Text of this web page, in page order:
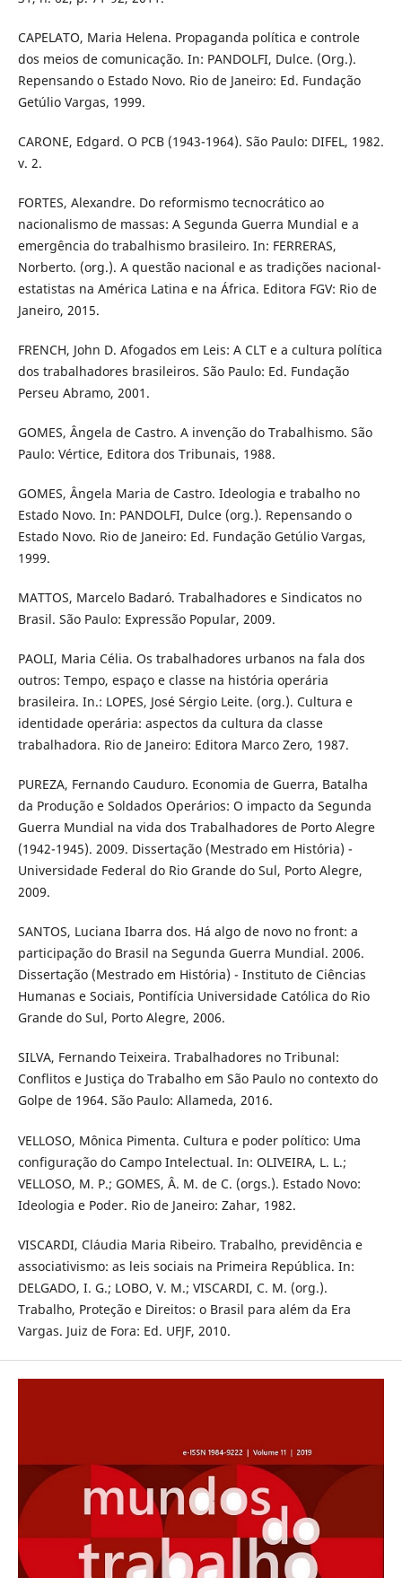
CAPELATO, Maria Helena. Propaganda política e controle
dos meios de comunicação. In: PANDOLFI, Dulce. (Org.).
Repensando o Estado Novo. Rio de Janeiro: Ed. Fundação
Getúlio Vargas, 1999.
CARONE, Edgard. O PCB (1943-1964). São Paulo: DIFEL, 1982.
v. 2.
FORTES, Alexandre. Do reformismo tecnocrático ao
nacionalismo de massas: A Segunda Guerra Mundial e a
emergência do trabalhismo brasileiro. In: FERRERAS,
Norberto. (org.). A questão nacional e as tradições nacional-
estatistas na América Latina e na África. Editora FGV: Rio de
Janeiro, 2015.
FRENCH, John D. Afogados em Leis: A CLT e a cultura política
dos trabalhadores brasileiros. São Paulo: Ed. Fundação
Perseu Abramo, 2001.
GOMES, Ângela de Castro. A invenção do Trabalhismo. São
Paulo: Vértice, Editora dos Tribunais, 1988.
GOMES, Ângela Maria de Castro. Ideologia e trabalho no
Estado Novo. In: PANDOLFI, Dulce (org.). Repensando o
Estado Novo. Rio de Janeiro: Ed. Fundação Getúlio Vargas,
1999.
MATTOS, Marcelo Badaró. Trabalhadores e Sindicatos no
Brasil. São Paulo: Expressão Popular, 2009.
PAOLI, Maria Célia. Os trabalhadores urbanos na fala dos
outros: Tempo, espaço e classe na história operária
brasileira. In.: LOPES, José Sérgio Leite. (org.). Cultura e
identidade operária: aspectos da cultura da classe
trabalhadora. Rio de Janeiro: Editora Marco Zero, 1987.
PUREZA, Fernando Cauduro. Economia de Guerra, Batalha
da Produção e Soldados Operários: O impacto da Segunda
Guerra Mundial na vida dos Trabalhadores de Porto Alegre
(1942-1945). 2009. Dissertação (Mestrado em História) -
Universidade Federal do Rio Grande do Sul, Porto Alegre,
2009.
SANTOS, Luciana Ibarra dos. Há algo de novo no front: a
participação do Brasil na Segunda Guerra Mundial. 2006.
Dissertação (Mestrado em História) - Instituto de Ciências
Humanas e Sociais, Pontifícia Universidade Católica do Rio
Grande do Sul, Porto Alegre, 2006.
SILVA, Fernando Teixeira. Trabalhadores no Tribunal:
Conflitos e Justiça do Trabalho em São Paulo no contexto do
Golpe de 1964. São Paulo: Allameda, 2016.
VELLOSO, Mônica Pimenta. Cultura e poder político: Uma
configuração do Campo Intelectual. In: OLIVEIRA, L. L.;
VELLOSO, M. P.; GOMES, Â. M. de C. (orgs.). Estado Novo:
Ideologia e Poder. Rio de Janeiro: Zahar, 1982.
VISCARDI, Cláudia Maria Ribeiro. Trabalho, previdência e
associativismo: as leis sociais na Primeira República. In:
DELGADO, I. G.; LOBO, V. M.; VISCARDI, C. M. (org.).
Trabalho, Proteção e Direitos: o Brasil para além da Era
Vargas. Juiz de Fora: Ed. UFJF, 2010.